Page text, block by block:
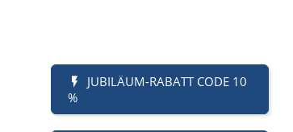
JUBILÄUM-RABATT CODE 10
%